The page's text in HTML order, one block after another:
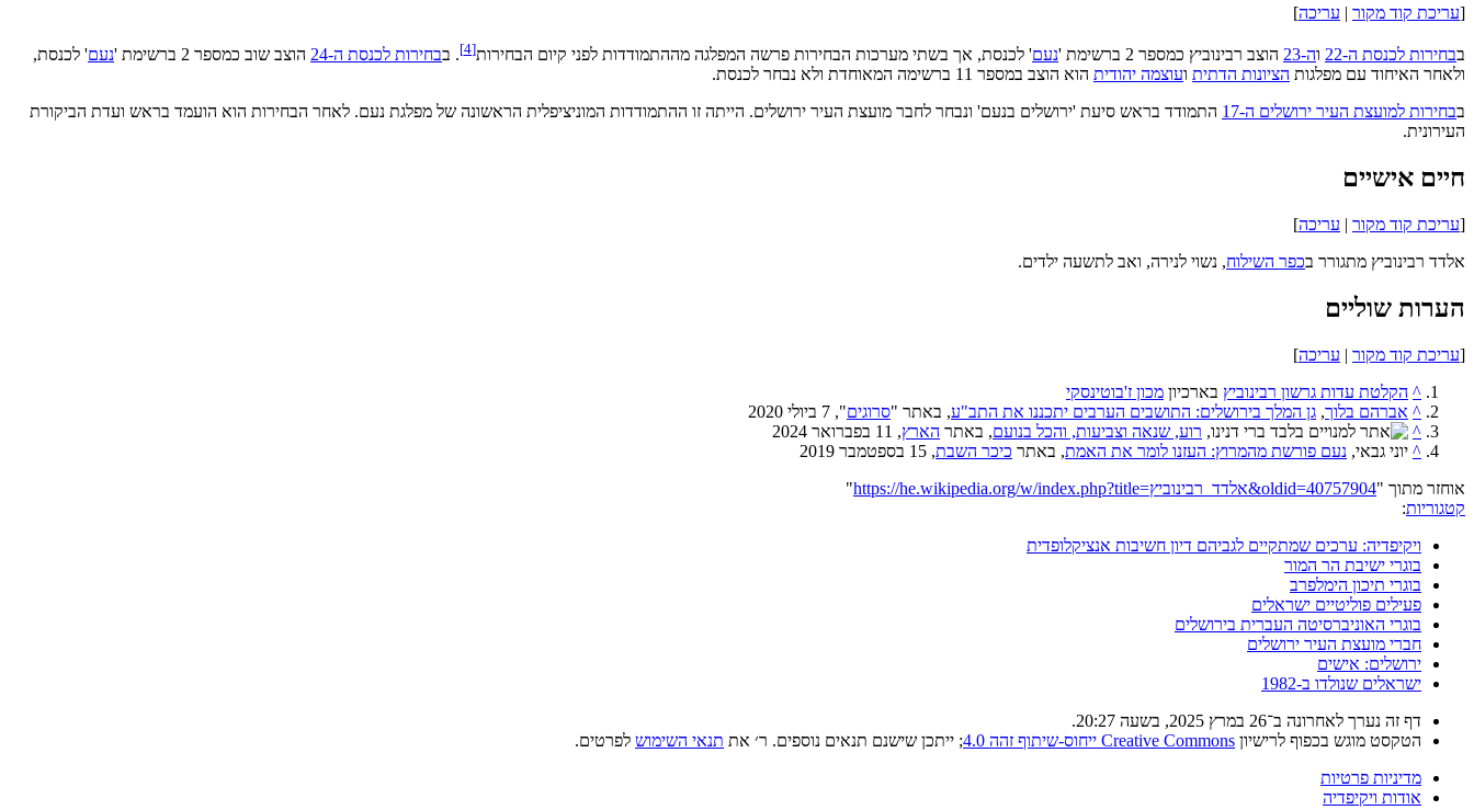
[עריכת קוד מקור | עריכה]
בבחירות לכנסת ה-22 וה-23 הוצב רבינוביץ כמספר 2 ברשימת ' נעם' לכנסת, אך בשתי מערכות הבחירות פרשה המפלגה מההתמודדות לפני קיום הבחירות[
4
]. בבחירות לכנסת ה-24 הוצב שוב כמספר 2 ברשימת ' נעם' לכנסת,
ולאחר האיחוד עם מפלגות הציונות הדתית ועוצמה יהודית הוא הוצב במספר 11 ברשימה המאוחדת ולא נבחר לכנסת.
בבחירות למועצת העיר ירושלים ה-17
התמודד בראש סיעת 'ירושלים בנעם' ונבחר לחבר מועצת העיר ירושלים. הייתה זו ההתמודדות המוניציפלית הראשונה של מפלגת נעם. לאחר הבחירות הוא הועמד בראש ועדת הביקורת
העירונית.
חיים אישיים
[עריכת קוד מקור | עריכה]
אלדד רבינוביץ מתגורר בכפר השילוח, נשוי לנירה, ואב לתשעה ילדים.
הערות שוליים
[עריכת קוד מקור | עריכה]
^ הקלטת עדות גרשון רבינוביץ בארכיון מכון ז'בוטינסקי
^ אברהם בלוך, ‏ גן המלך בירושלים: התושבים הערבים יתכננו את התב"ע, באתר "סרוגים", 7 ביולי 2020
^
ברי דנינו, רוע, שנאה וצביעות, והכל בנועם, באתר הארץ, 11 בפברואר 2024
^ יוני גבאי, ‏ נעם פורשת מהמרוץ: העזנו לומר את האמת, באתר כיכר השבת, 15 בספטמבר 2019
אוחזר מתוך "https://he.wikipedia.org/w/index.php?title=אלדד_רבינוביץ&oldid=40757904
"
קטגוריות:
ויקיפדיה: ערכים שמתקיים לגביהם דיון חשיבות אנציקלופדית
בוגרי ישיבת הר המור
בוגרי תיכון הימלפרב
פעילים פוליטיים ישראלים
בוגרי האוניברסיטה העברית בירושלים
חברי מועצת העיר ירושלים
ירושלים: אישים
ישראלים שנולדו ב-1982
דף זה נערך לאחרונה ב־26 במרץ 2025, בשעה 20:27.
הטקסט מוגש בכפוף לרישיון Creative Commons ייחוס-שיתוף זהה 4.0 ; ייתכן שישנם תנאים נוספים. ר׳ את תנאי השימוש לפרטים.
מדיניות פרטיות
אודות ויקיפדיה